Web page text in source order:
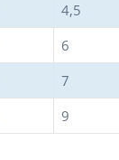
4,5
6
7
9